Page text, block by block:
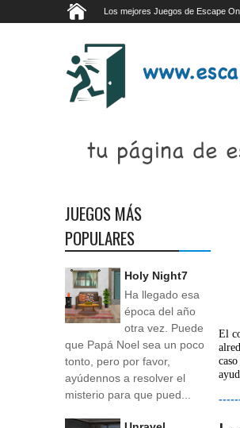
Los mejores Juegos de Escape
El
JUEGOS MÁS
POPULARES
Holy Night7
Ha llegado esa
época del año
otra vez. Puede
que Papá Noel sea un poco
tonto, pero por favor,
ayúdennos a resolver el
misterio para que pued...